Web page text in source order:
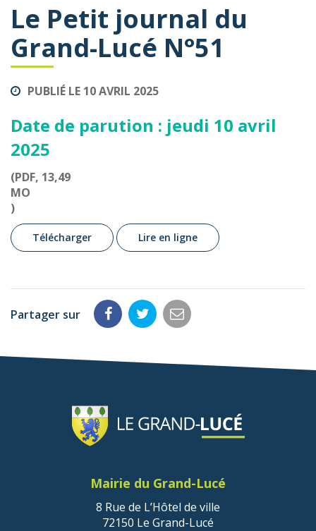
Le Petit journal du
Grand-Lucé N°51
PUBLIÉ LE 10 AVRIL 2025
Date de parution : jeudi 10 avril
2025
(PDF, 13,49
MO
)
Télécharger Lire en ligne
Partager sur
Partager
Facebook
Partager
Twitter
Partager
email
Mairie du Grand-Lucé
8 Rue de L’Hôtel de ville
72150 Le Grand-Lucé